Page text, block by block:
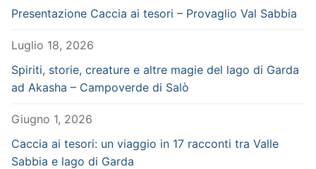
Presentazione Caccia ai tesori – Provaglio Val Sabbia
Luglio 18, 2026
Spiriti, storie, creature e altre magie del lago di Garda
ad Akasha – Campoverde di Salò
Giugno 1, 2026
Caccia ai tesori: un viaggio in 17 racconti tra Valle
Sabbia e lago di Garda